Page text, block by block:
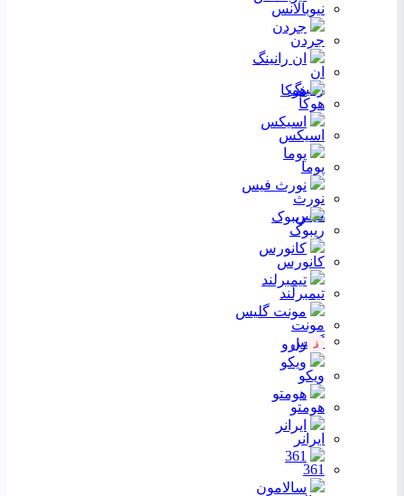
جردن
ان رانینگ
هوکا
اسیکس
پوما
نورث فیس
ریبوک
کانورس
تیمبرلند
مونت گلیس
ز
زارو
ویکو
هومتو
ایرانر
361
سالامون